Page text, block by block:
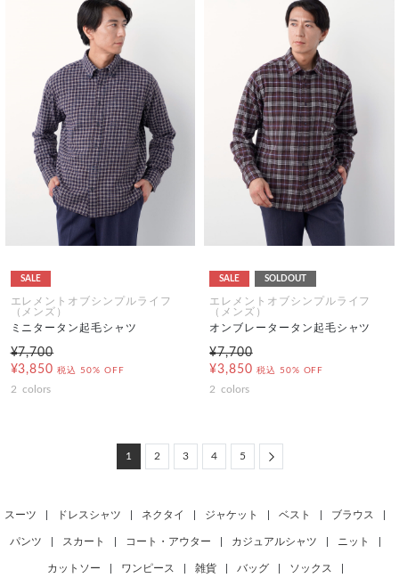
SALE
エレメントオブシンプルライフ
（メンズ）
ミニタータン起毛シャツ
¥7,700
¥3,850 税込 50% OFF
2 colors
SALE SOLDOUT
エレメントオブシンプルライフ
（メンズ）
オンブレータータン起毛シャツ
¥7,700
¥3,850 税込 50% OFF
2 colors
1 2 3 4 5 Next
スーツ ドレスシャツ ネクタイ ジャケット ベスト ブラウス
パンツ スカート コート・アウター カジュアルシャツ ニット
カットソー ワンピース 雑貨 バッグ ソックス